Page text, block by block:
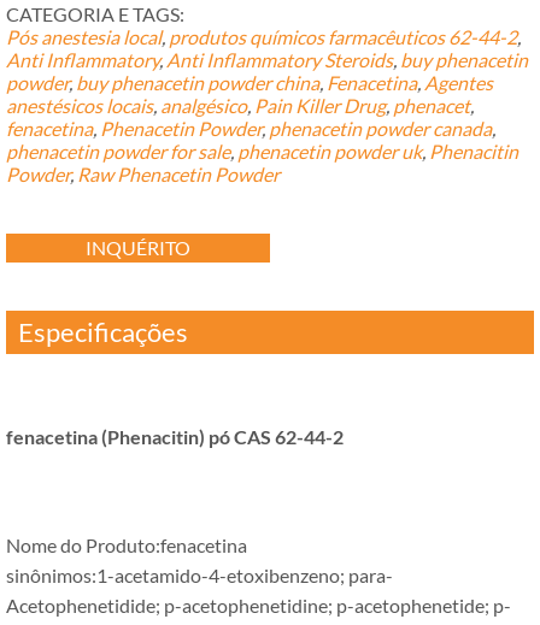
CATEGORIA E TAGS:
Pós anestesia local, produtos químicos farmacêuticos 62-44-2,
Anti Inflammatory, Anti Inflammatory Steroids, buy phenacetin
powder, buy phenacetin powder china, Fenacetina, Agentes
anestésicos locais, analgésico, Pain Killer Drug, phenacet,
fenacetina, Phenacetin Powder, phenacetin powder canada,
phenacetin powder for sale, phenacetin powder uk, Phenacitin
Powder, Raw Phenacetin Powder
INQUÉRITO
Especificações
fenacetina (Phenacitin) pó CAS 62-44-2
Nome do Produto:fenacetina
sinônimos:1-acetamido-4-etoxibenzeno; para-
Acetophenetidide; p-acetophenetidine; p-acetophenetide; p-